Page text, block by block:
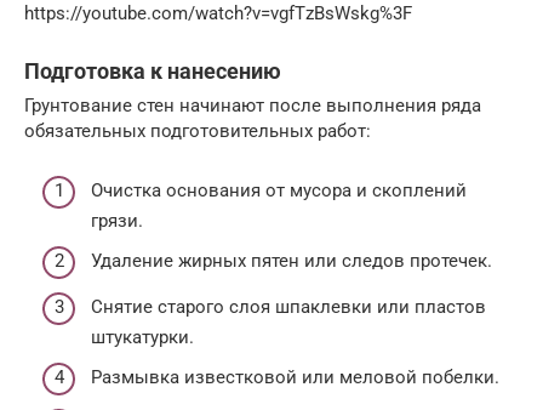
https://youtube.com/watch?v=vgfTzBsWskg%3F
Подготовка к нанесению
Грунтование стен начинают после выполнения ряда
обязательных подготовительных работ:
Очистка основания от мусора и скоплений
грязи.
Удаление жирных пятен или следов протечек.
Снятие старого слоя шпаклевки или пластов
штукатурки.
Размывка известковой или меловой побелки.